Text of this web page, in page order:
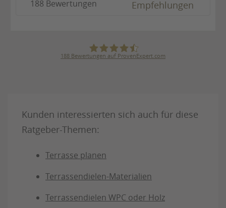
188 Bewertungen
Empfehlungen
188 Bewertungen auf ProvenExpert.com
Kunden interessierten sich auch für diese
Ratgeber-Themen:
Terrasse planen
Terrassendielen-Materialien
Terrassendielen WPC oder Holz